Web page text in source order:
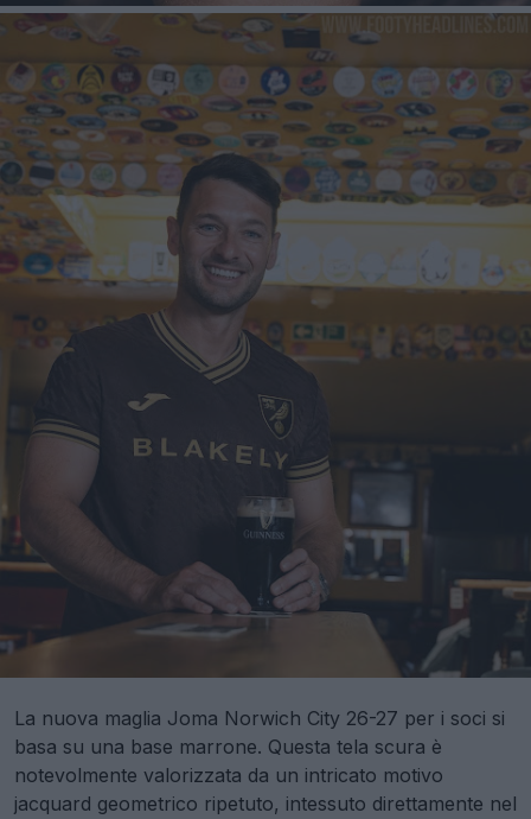
La nuova maglia Joma Norwich City 26-27 per i soci si
basa su una base marrone. Questa tela scura è
notevolmente valorizzata da un intricato motivo
jacquard geometrico ripetuto, intessuto direttamente nel